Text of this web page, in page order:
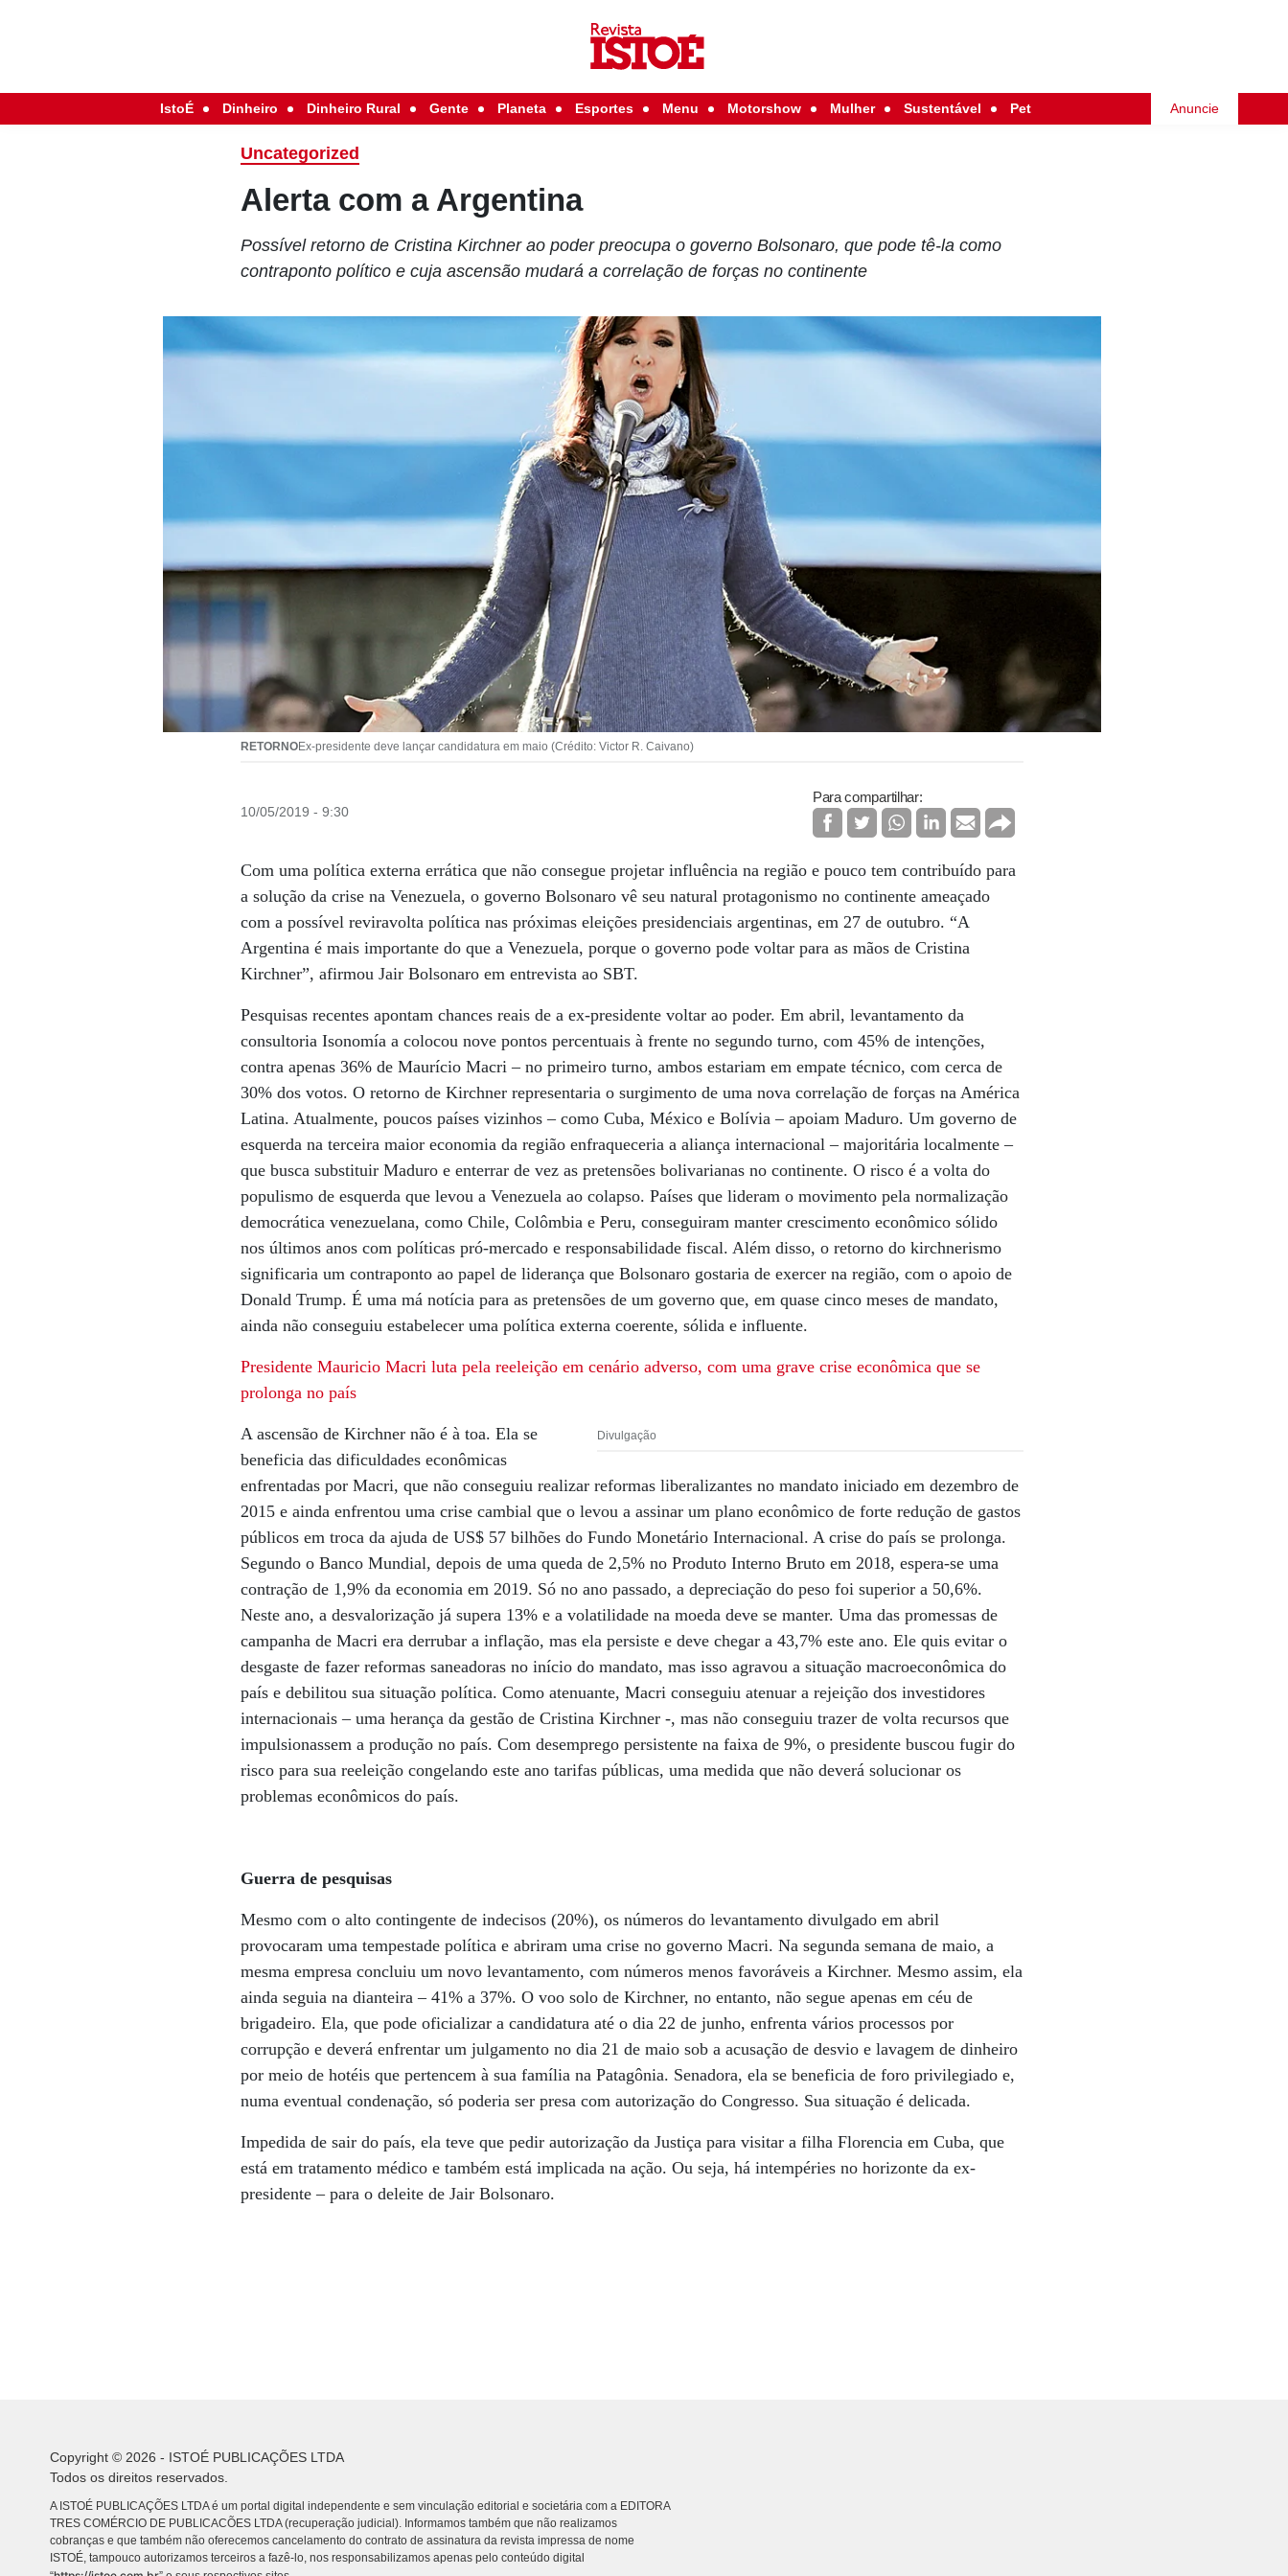
IstoÉ Dinheiro Dinheiro Rural Gente Planeta Esportes Menu Motorshow Mulher Sustentável Pet Anuncie
Uncategorized
Alerta com a Argentina
Possível retorno de Cristina Kirchner ao poder preocupa o governo Bolsonaro, que pode tê-la como
contraponto político e cuja ascensão mudará a correlação de forças no continente
RETORNOEx-presidente deve lançar candidatura em maio (Crédito: Victor R. Caivano)
10/05/2019 - 9:30
Para compartilhar:
Com uma política externa errática que não consegue projetar influência na região e pouco tem contribuído para
a solução da crise na Venezuela, o governo Bolsonaro vê seu natural protagonismo no continente ameaçado
com a possível reviravolta política nas próximas eleições presidenciais argentinas, em 27 de outubro. “A
Argentina é mais importante do que a Venezuela, porque o governo pode voltar para as mãos de Cristina
Kirchner”, afirmou Jair Bolsonaro em entrevista ao SBT.
Pesquisas recentes apontam chances reais de a ex-presidente voltar ao poder. Em abril, levantamento da
consultoria Isonomía a colocou nove pontos percentuais à frente no segundo turno, com 45% de intenções,
contra apenas 36% de Maurício Macri – no primeiro turno, ambos estariam em empate técnico, com cerca de
30% dos votos. O retorno de Kirchner representaria o surgimento de uma nova correlação de forças na América
Latina. Atualmente, poucos países vizinhos – como Cuba, México e Bolívia – apoiam Maduro. Um governo de
esquerda na terceira maior economia da região enfraqueceria a aliança internacional – majoritária localmente –
que busca substituir Maduro e enterrar de vez as pretensões bolivarianas no continente. O risco é a volta do
populismo de esquerda que levou a Venezuela ao colapso. Países que lideram o movimento pela normalização
democrática venezuelana, como Chile, Colômbia e Peru, conseguiram manter crescimento econômico sólido
nos últimos anos com políticas pró-mercado e responsabilidade fiscal. Além disso, o retorno do kirchnerismo
significaria um contraponto ao papel de liderança que Bolsonaro gostaria de exercer na região, com o apoio de
Donald Trump. É uma má notícia para as pretensões de um governo que, em quase cinco meses de mandato,
ainda não conseguiu estabelecer uma política externa coerente, sólida e influente.
Presidente Mauricio Macri luta pela reeleição em cenário adverso, com uma grave crise econômicaque se
prolonga no país
Divulgação
A ascensão de Kirchner não é à toa. Ela se
beneficia das dificuldades econômicas
enfrentadas por Macri, que não conseguiu realizar reformas liberalizantes no mandato iniciado em dezembro de
2015 e ainda enfrentou uma crise cambial que o levou a assinar um plano econômico de forte redução de gastos
públicos em troca da ajuda de US$ 57 bilhões do Fundo Monetário Internacional. A crise do país se prolonga.
Segundo o Banco Mundial, depois de uma queda de 2,5% no Produto Interno Bruto em 2018, espera-se uma
contração de 1,9% da economia em 2019. Só no ano passado, a depreciação do peso foi superior a 50,6%.
Neste ano, a desvalorização já supera 13% e a volatilidade na moeda deve se manter. Uma das promessas de
campanha de Macri era derrubar a inflação, mas ela persiste e deve chegar a 43,7% este ano. Ele quis evitar o
desgaste de fazer reformas saneadoras no início do mandato, mas isso agravou a situação macroeconômica do
país e debilitou sua situação política. Como atenuante, Macri conseguiu atenuar a rejeição dos investidores
internacionais – uma herança da gestão de Cristina Kirchner -, mas não conseguiu trazer de volta recursos que
impulsionassem a produção no país. Com desemprego persistente na faixa de 9%, o presidente buscou fugir do
risco para sua reeleição congelando este ano tarifas públicas, uma medida que não deverá solucionar os
problemas econômicos do país.
Guerra de pesquisas
Mesmo com o alto contingente de indecisos (20%), os números do levantamento divulgado em abril
provocaram uma tempestade política e abriram uma crise no governo Macri. Na segunda semana de maio, a
mesma empresa concluiu um novo levantamento, com números menos favoráveis a Kirchner. Mesmo assim, ela
ainda seguia na dianteira – 41% a 37%. O voo solo de Kirchner, no entanto, não segue apenas em céu de
brigadeiro. Ela, que pode oficializar a candidatura até o dia 22 de junho, enfrenta vários processos por
corrupção e deverá enfrentar um julgamento no dia 21 de maio sob a acusação de desvio e lavagem de dinheiro
por meio de hotéis que pertencem à sua família na Patagônia. Senadora, ela se beneficia de foro privilegiado e,
numa eventual condenação, só poderia ser presa com autorização do Congresso. Sua situação é delicada.
Impedida de sair do país, ela teve que pedir autorização da Justiça para visitar a filha Florencia em Cuba, que
está em tratamento médico e também está implicada na ação. Ou seja, há intempéries no horizonte da ex-
presidente – para o deleite de Jair Bolsonaro.
Copyright © 2026 - ISTOÉ PUBLICAÇÕES LTDA
Todos os direitos reservados.
A ISTOÉ PUBLICAÇÕES LTDA é um portal digital independente e sem vinculação editorial e societária com a EDITORA
TRES COMÉRCIO DE PUBLICACÕES LTDA (recuperação judicial). Informamos também que não realizamos
cobranças e que também não oferecemos cancelamento do contrato de assinatura da revista impressa de nome
ISTOÉ, tampouco autorizamos terceiros a fazê-lo, nos responsabilizamos apenas pelo conteúdo digital